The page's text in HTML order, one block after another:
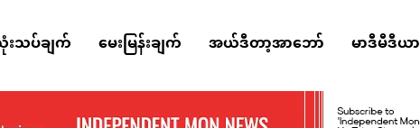
သပ်ချက် မေးမြန်းချက် အယ်ဒီတာ့အာဘော် မာဒီမီဒီယာ